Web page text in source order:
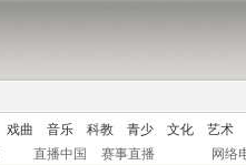
戏曲 音乐 科教 青少 文化
艺术
直播中国 赛事直播 网络